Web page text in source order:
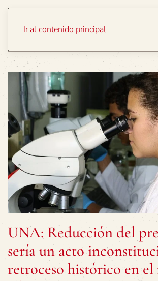
Ir al contenido principal
UNA: Reducción del
sería un acto
retroceso histórico en